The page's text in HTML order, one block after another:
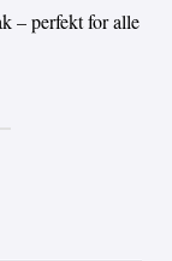
– perfekt for alle